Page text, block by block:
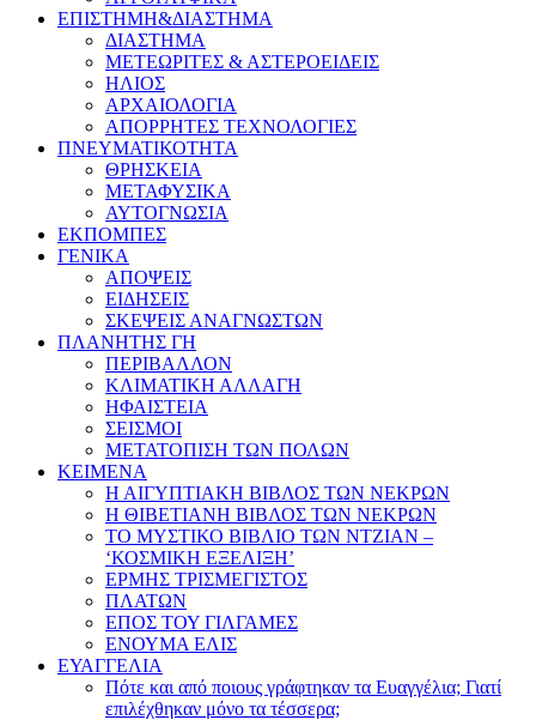
ΕΠΙΣΤΗΜΗ&ΔΙΑΣΤΗΜΑ
ΔΙΑΣΤΗΜΑ
ΜΕΤΕΩΡΙΤΕΣ & ΑΣΤΕΡΟΕΙΔΕΙΣ
ΗΛΙΟΣ
ΑΡΧΑΙΟΛΟΓΙΑ
ΑΠΟΡΡΗΤΕΣ ΤΕΧΝΟΛΟΓΙΕΣ
ΠΝΕΥΜΑΤΙΚΟΤΗΤΑ
ΘΡΗΣΚΕΙΑ
ΜΕΤΑΦΥΣΙΚΑ
ΑΥΤΟΓΝΩΣΙΑ
ΕΚΠΟΜΠΕΣ
ΓΕΝΙΚΑ
ΑΠΟΨΕΙΣ
ΕΙΔΗΣΕΙΣ
ΣΚΕΨΕΙΣ ΑΝΑΓΝΩΣΤΩΝ
ΠΛΑΝΗΤΗΣ ΓΗ
ΠΕΡΙΒΑΛΛΟΝ
ΚΛΙΜΑΤΙΚΗ ΑΛΛΑΓΗ
ΗΦΑΙΣΤΕΙΑ
ΣΕΙΣΜΟΙ
ΜΕΤΑΤΟΠΙΣΗ ΤΩΝ ΠΟΛΩΝ
ΚΕΙΜΕΝΑ
Η ΑΙΓΥΠΤΙΑΚΗ ΒΙΒΛΟΣ ΤΩΝ ΝΕΚΡΩΝ
Η ΘΙΒΕΤΙΑΝΗ ΒΙΒΛΟΣ ΤΩΝ ΝΕΚΡΩΝ
ΤΟ ΜΥΣΤΙΚΟ ΒΙΒΛΙΟ ΤΩΝ ΝΤΖΙΑΝ –
‘ΚΟΣΜΙΚΗ ΕΞΕΛΙΞΗ’
ΕΡΜΗΣ ΤΡΙΣΜΕΓΙΣΤΟΣ
ΠΛΑΤΩΝ
ΕΠΟΣ ΤΟΥ ΓΙΛΓΑΜΕΣ
ΕΝΟΥΜΑ ΕΛΙΣ
ΕΥΑΓΓΕΛΙΑ
Πότε και από ποιους γράφτηκαν τα Ευαγγέλια; Γιατί
επιλέχθηκαν μόνο τα τέσσερα;